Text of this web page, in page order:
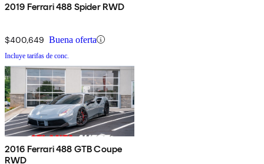
2019 Ferrari 488 Spider RWD
$400,649 Buena oferta
Incluye tarifas de conc.
2016 Ferrari 488 GTB Coupe
RWD